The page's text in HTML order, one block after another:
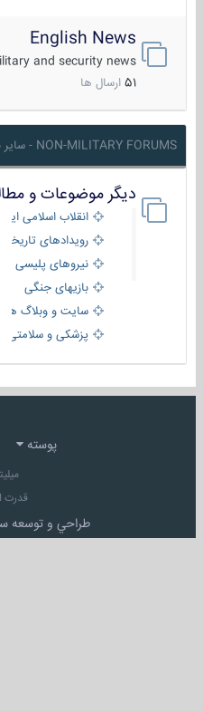
English News
and security news
51 ارسال ها
NON-MILITARY FORUMS - سایر بخشها
دیگر موضوعات و
انقلاب اسلامی ایران
رویدادهای تاریخی
نیروهای پلیسی
بازیهای جنگی
سایت و وبلاگ ها
پزشکی و سلامتی
پوسته
قدرت از IPS
طراحي و توسعه